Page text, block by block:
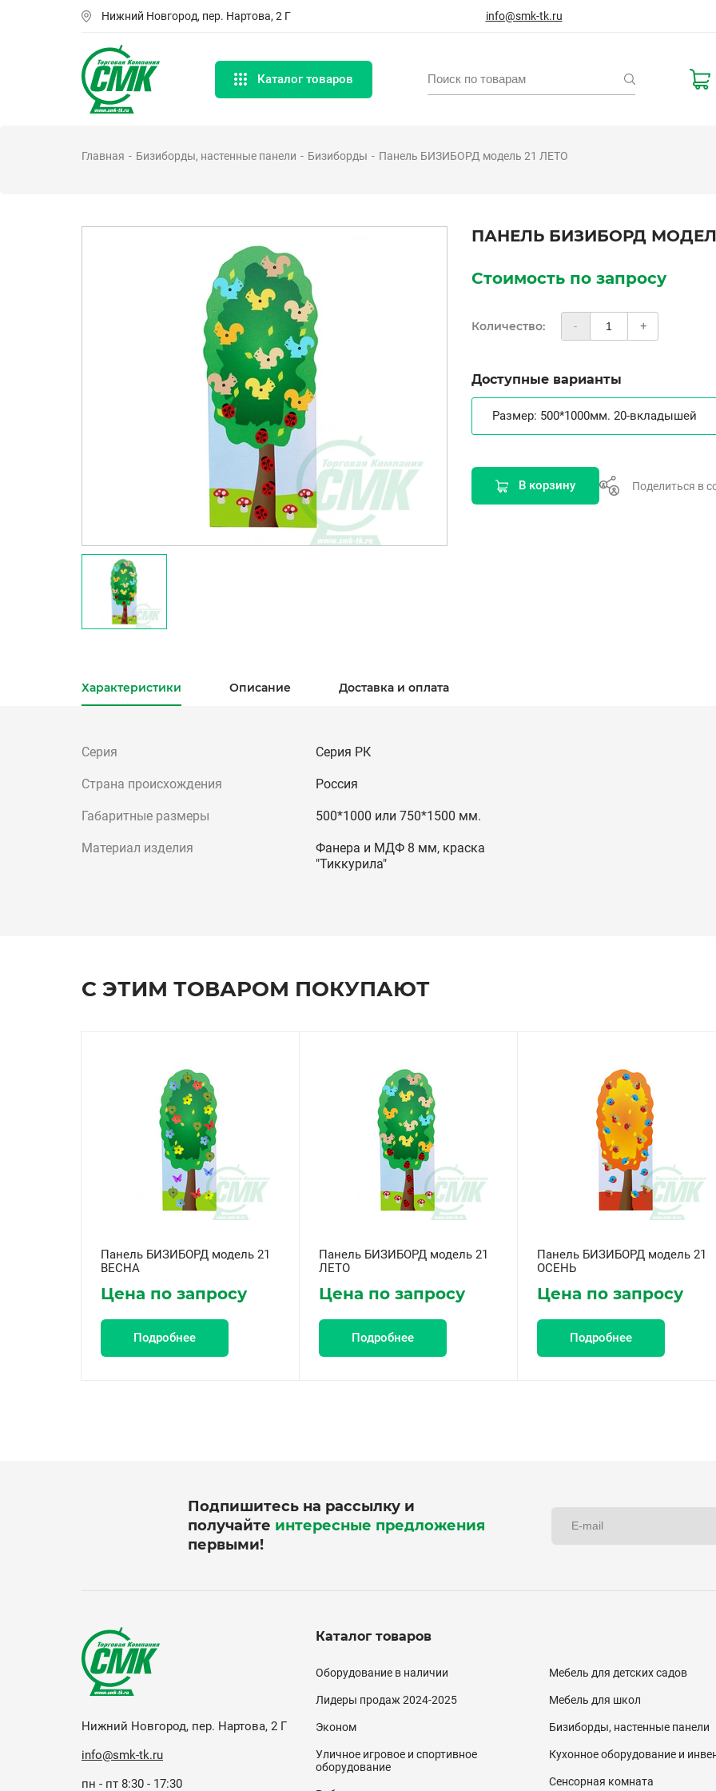
Нижний Новгород, пер. Нартова, 2 Г info@smk-tk.ru
Каталог товаров
Главная Бизиборды, настенные панели Бизиборды Панель БИЗИБОРД модель 21 ЛЕТО
ПАНЕЛЬ БИЗИБОРД
Стоимость по запросу
Количество: - +
Доступные варианты
Размер: 500*1000мм. 20-вкладышей
В корзину Поделиться в
Характеристики Описание Доставка и оплата
Серия Серия РК
Страна происхождения Россия
Габаритные размеры 500*1000 или 750*1500 мм.
Материал изделия
Фанера и МДФ 8 мм, краска
"Тиккурила"
С ЭТИМ ТОВАРОМ ПОКУПАЮТ
Панель БИЗИБОРД модель 21
ВЕСНА
Цена по запросу
Подробнее
Панель БИЗИБОРД модель 21
ЛЕТО
Цена по запросу
Подробнее
Панель БИЗИБОРД модель 21
ОСЕНЬ
Цена по запросу
Подробнее
Подпишитесь на рассылку и
получайте интересные предложения
первыми!
Нижний Новгород, пер. Нартова, 2 Г
info@smk-tk.ru
пн - пт 8:30 - 17:30
Каталог товаров
Каталог
(подвал)
Оборудование в наличии
Лидеры продаж 2024-2025
Эконом
Уличное игровое и спортивное
оборудование
Мебель для детских садов
Мебель для школ
Бизиборды, настенные панели
Кухонное оборудование и
Сенсорная комната